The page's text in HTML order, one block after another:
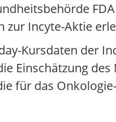
zur Incyte-Aktie
Kursdaten der
Einschätzung
für das